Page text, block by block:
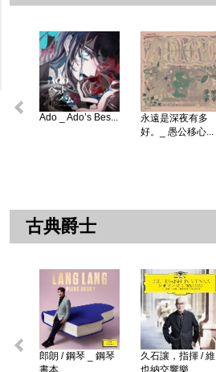
Ado _ Ado’s Bes...
永遠是深夜有多
好。_ 愚公移心...
古典爵士
郎朗 / 鋼琴 _ 鋼琴
書本 ...
久石讓，指揮 / 維
也納交響樂...